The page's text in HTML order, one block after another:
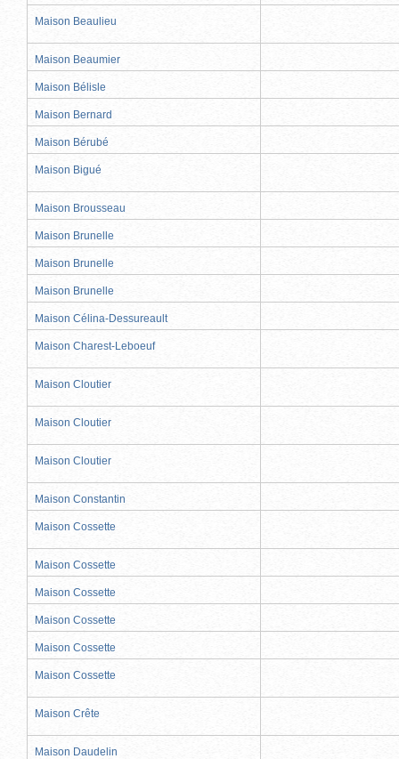
Maison Beaulieu
Maison Beaumier
Maison Bélisle
Maison Bernard
Maison Bérubé
Maison Bigué
Maison Brousseau
Maison Brunelle
Maison Brunelle
Maison Brunelle
Maison Célina-Dessureault
Maison Charest-Leboeuf
Maison Cloutier
Maison Cloutier
Maison Cloutier
Maison Constantin
Maison Cossette
Maison Cossette
Maison Cossette
Maison Cossette
Maison Cossette
Maison Cossette
Maison Crête
Maison Daudelin